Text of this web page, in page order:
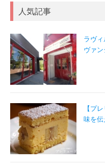
人気記事
ラヴ
ヴァン
【プ
味を